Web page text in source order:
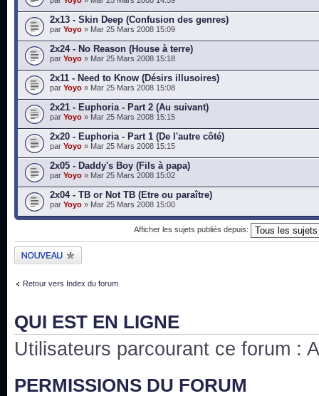
2x13 - Skin Deep (Confusion des genres)
par Yoyo » Mar 25 Mars 2008 15:09
2x24 - No Reason (House à terre)
par Yoyo » Mar 25 Mars 2008 15:18
2x11 - Need to Know (Désirs illusoires)
par Yoyo » Mar 25 Mars 2008 15:08
2x21 - Euphoria - Part 2 (Au suivant)
par Yoyo » Mar 25 Mars 2008 15:15
2x20 - Euphoria - Part 1 (De l'autre côté)
par Yoyo » Mar 25 Mars 2008 15:15
2x05 - Daddy's Boy (Fils à papa)
par Yoyo » Mar 25 Mars 2008 15:02
2x04 - TB or Not TB (Etre ou paraître)
par Yoyo » Mar 25 Mars 2008 15:00
Afficher les sujets publiés depuis:
Publier un nouveau
sujet
Retour vers Index du forum
QUI EST EN LIGNE
Utilisateurs parcourant ce forum :
PERMISSIONS DU FORUM